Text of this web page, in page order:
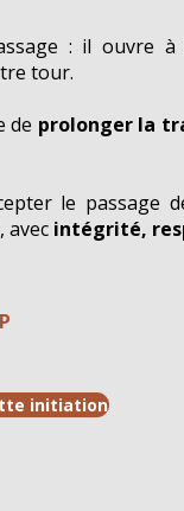
: il ouvre à
tour.
de prolonger la
le passage
avec intégrité,
initiation